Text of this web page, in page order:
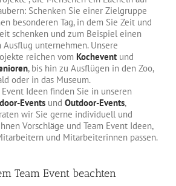
Schenken Sie einer Zielgruppe
besonderen Tag, in dem Sie Zeit und
schenken und zum Beispiel einen
Ausflug unternehmen. Unsere
reichen vom Kochevent und
, bis hin zu Ausflügen in den Zoo,
oder in das Museum.
Event Ideen finden Sie in unseren
Events und Outdoor-Events,
wir Sie gerne individuell und
Vorschläge und Team Event Ideen,
und Mitarbeiterinnen passen.
Team Event beachten